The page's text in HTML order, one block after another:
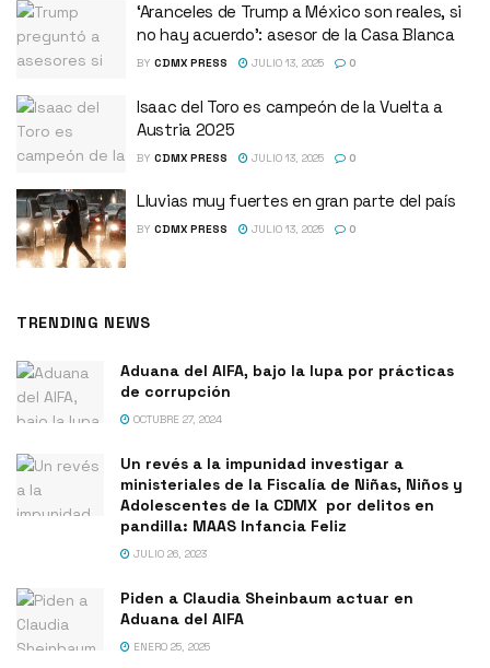
‘Aranceles de Trump a México son reales, si
no hay acuerdo’: asesor de la Casa Blanca
BY CDMX PRESS JULIO 13, 2025 0
Isaac del Toro es campeón de la Vuelta a
Austria 2025
BY CDMX PRESS JULIO 13, 2025 0
Lluvias muy fuertes en gran parte del país
BY CDMX PRESS JULIO 13, 2025 0
TRENDING NEWS
Aduana del AIFA, bajo la lupa por prácticas
de corrupción
OCTUBRE 27, 2024
Un revés a la impunidad investigar a
ministeriales de la Fiscalía de Niñas, Niños y
Adolescentes de la CDMX por delitos en
pandilla: MAAS Infancia Feliz
JULIO 26, 2023
Piden a Claudia Sheinbaum actuar en
Aduana del AIFA
ENERO 25, 2025